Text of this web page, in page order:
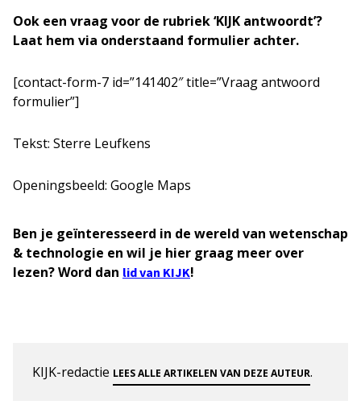
Ook een vraag voor de rubriek ‘KIJK antwoordt’?
Laat hem via onderstaand formulier achter.
[contact-form-7 id=”141402″ title=”Vraag antwoord
formulier”]
Tekst: Sterre Leufkens
Openingsbeeld: Google Maps
Ben je geïnteresseerd in de wereld van wetenschap
& technologie en wil je hier graag meer over
lezen? Word dan lid van KIJK!
KIJK-redactie LEES ALLE ARTIKELEN VAN DEZE AUTEUR.